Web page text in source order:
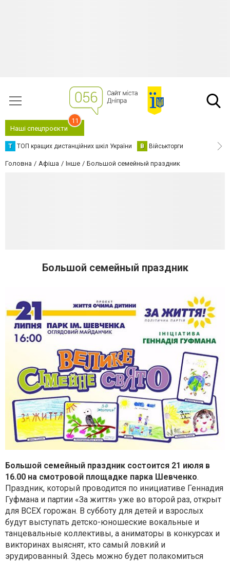
Наші спецпроєкти
11
Т ТОП кращих дистанційних шкіл України В Військторги
Головна Афіша Інше Большой семейный праздник
Большой семейный праздник
Большой семейный праздник состоится 21 июля в
16.00 на смотровой площадке парка Шевченко.
Праздник, который проводится по инициативе Геннадия
Гуфмана и партии «За життя» уже во второй раз, открыт
для ВСЕХ горожан. В субботу для детей и взрослых
будут выступать детско-юношеские вокальные и
танцевальные коллективы, а аниматоры в конкурсах и
викторинах выяснят, кто самый ловкий и
эрудированный. Здесь можно будет полакомиться